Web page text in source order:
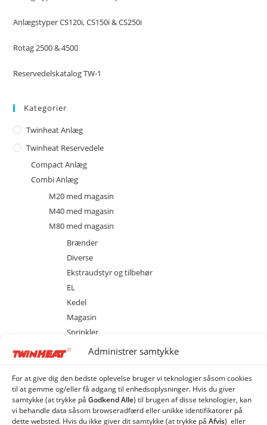
Administrer samtykke
For at give dig den bedste oplevelse bruger vi teknologier såsom cookies
til at gemme og/eller få adgang til enhedsoplysninger. Hvis du giver
samtykke (at trykke på Godkend Alle) til brugen af ​​disse teknologier, kan
vi behandle data såsom browseradfærd eller unikke identifikatorer på
dette websted. Hvis du ikke giver dit samtykke (at trykke på Afvis) eller
Anlægstyper CS120i, CS150i & CS250i
Rotag 2500 & 4500
Reservedelskatalog TW-1
Kategorier
Twinheat Anlæg
Twinheat Reservedele
Compact Anlæg
Combi Anlæg
M20 med magasin
M40 med magasin
M80 med magasin
Brænder
Diverse
Ekstraudstyr og tilbehør
EL
Kedel
Magasin
Sprinkler
MCS 20 med cellesluse
MCS 80 med cellesluse
ME 20 med spjældhus
ME 40 med spjældhus
ME 80 med spjældhus